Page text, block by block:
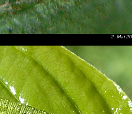
2. Mai